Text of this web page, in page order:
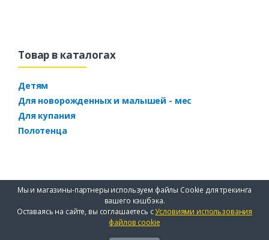
Товар в каталогах
Детям
Для новорожденных и малышей - мес
Для купания
Полотенца
Мы и магазины-партнеры используем файлы Cookie для трекинга
вашего кэшбэка.
Оставаясь на сайте, вы соглашаетесь сУсловиями использования
файлов cookie